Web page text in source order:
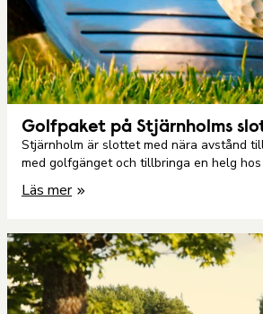
Golfpaket på Stjärnholms
Stjärnholm är slottet med nära avstånd
med golfgänget och tillbringa en helg hos
Läs mer